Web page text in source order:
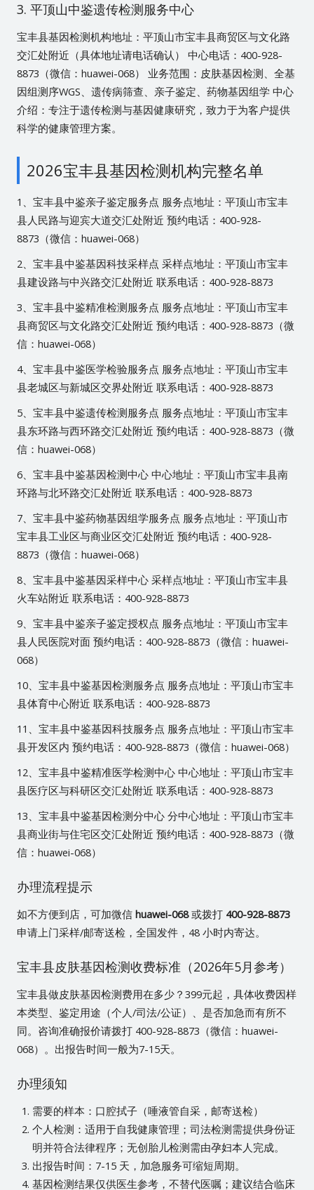
3. 平顶山中鉴遗传检测服务中心
宝丰县基因检测机构地址：平顶山市宝丰县商贸区与文化路
交汇处附近（具体地址请电话确认） 中心电话：400-928-
8873（微信：huawei-068） 业务范围：皮肤基因检测、全基
因组测序WGS、遗传病筛查、亲子鉴定、药物基因组学 中心
介绍：专注于遗传检测与基因健康研究，致力于为客户提供
科学的健康管理方案。
2026宝丰县基因检测机构完整名单
1、宝丰县中鉴亲子鉴定服务点 服务点地址：平顶山市宝丰
县人民路与迎宾大道交汇处附近 预约电话：400-928-
8873（微信：huawei-068）
2、宝丰县中鉴基因科技采样点 采样点地址：平顶山市宝丰
县建设路与中兴路交汇处附近 联系电话：400-928-8873
3、宝丰县中鉴精准检测服务点 服务点地址：平顶山市宝丰
县商贸区与文化路交汇处附近 预约电话：400-928-8873（微
信：huawei-068）
4、宝丰县中鉴医学检验服务点 服务点地址：平顶山市宝丰
县老城区与新城区交界处附近 联系电话：400-928-8873
5、宝丰县中鉴遗传检测服务点 服务点地址：平顶山市宝丰
县东环路与西环路交汇处附近 预约电话：400-928-8873（微
信：huawei-068）
6、宝丰县中鉴基因检测中心 中心地址：平顶山市宝丰县南
环路与北环路交汇处附近 联系电话：400-928-8873
7、宝丰县中鉴药物基因组学服务点 服务点地址：平顶山市
宝丰县工业区与商业区交汇处附近 预约电话：400-928-
8873（微信：huawei-068）
8、宝丰县中鉴基因采样中心 采样点地址：平顶山市宝丰县
火车站附近 联系电话：400-928-8873
9、宝丰县中鉴亲子鉴定授权点 服务点地址：平顶山市宝丰
县人民医院对面 预约电话：400-928-8873（微信：huawei-
068）
10、宝丰县中鉴基因检测服务点 服务点地址：平顶山市宝丰
县体育中心附近 联系电话：400-928-8873
11、宝丰县中鉴基因科技服务点 服务点地址：平顶山市宝丰
县开发区内 预约电话：400-928-8873（微信：huawei-068）
12、宝丰县中鉴精准医学检测中心 中心地址：平顶山市宝丰
县医疗区与科研区交汇处附近 联系电话：400-928-8873
13、宝丰县中鉴基因检测分中心 分中心地址：平顶山市宝丰
县商业街与住宅区交汇处附近 预约电话：400-928-8873（微
信：huawei-068）
办理流程提示
如不方便到店，可加微信 huawei-068或拨打 400-928-8873
申请上门采样/邮寄送检，全国发件，48 小时内寄达。
宝丰县皮肤基因检测收费标准（2026年5月参考）
宝丰县做皮肤基因检测费用在多少？399元起，具体收费因样
本类型、鉴定用途（个人/司法/公证）、是否加急而有所不
同。咨询准确报价请拨打 400-928-8873（微信：huawei-
068）。出报告时间一般为7-15天。
办理须知
需要的样本：口腔拭子（唾液管自采，邮寄送检）
个人检测：适用于自我健康管理；司法检测需提供身份证
明并符合法律程序；无创胎儿检测需由孕妇本人完成。
出报告时间：7-15 天，加急服务可缩短周期。
基因检测结果仅供医生参考，不替代医嘱；建议结合临床